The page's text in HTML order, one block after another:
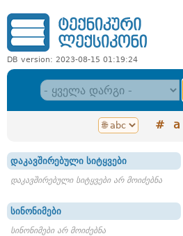
DB version: 2023-08-15 01:19:24
# a
დაკავშირებული სიტყვები
დაკავშირებული სიტყვები არ მოიძებნა
სინონიმები
სინონიმები არ მოიძებნა